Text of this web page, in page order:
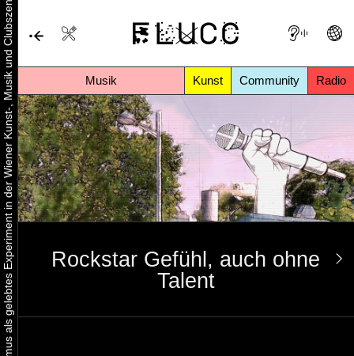
Musik Kunst Community Radio
Urbaner Aktivismus als gelebtes Experiment in der Wiener Kunst-, Musik und Clubszene
Rockstar Gefühl, auch ohne
Talent